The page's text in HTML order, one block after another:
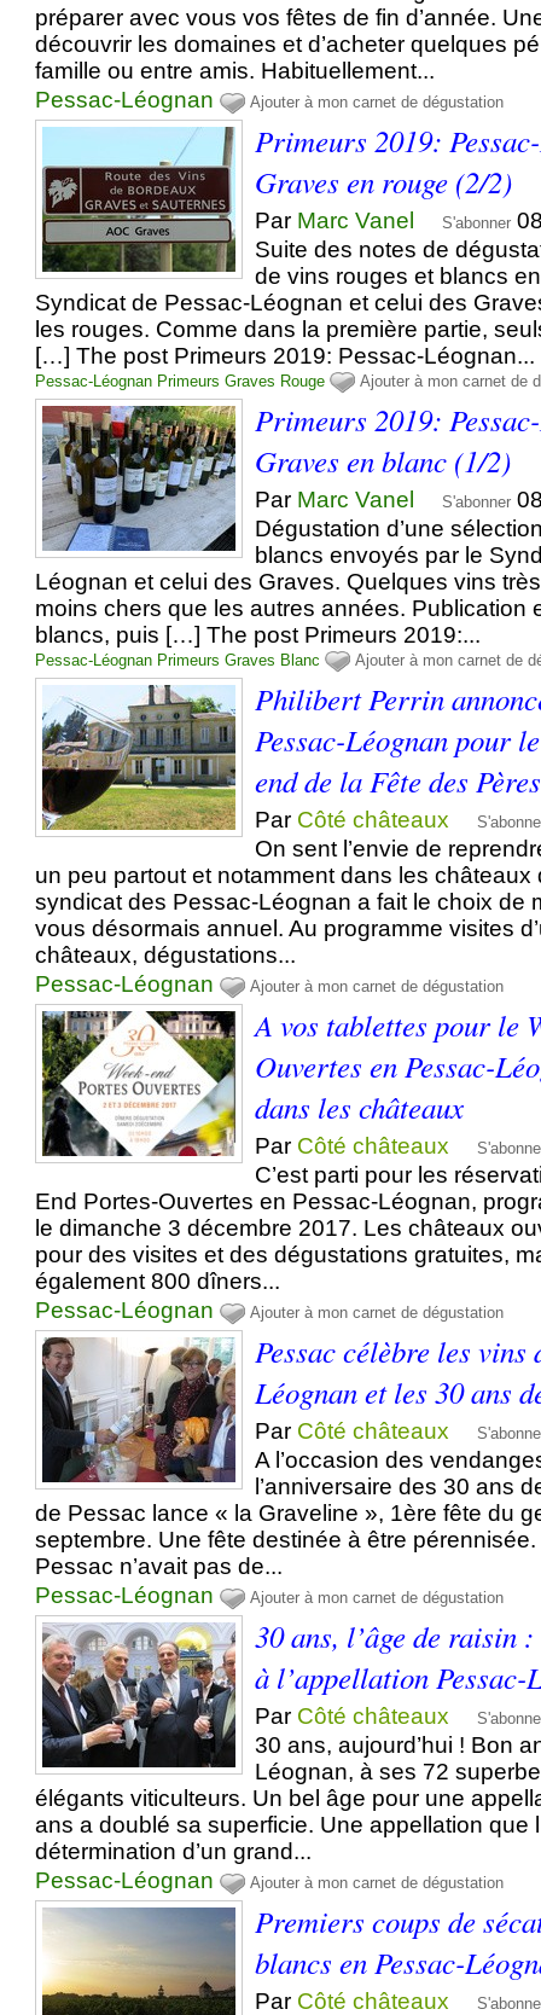
préparer avec vous vos fêtes de fin d’année.
découvrir les domaines et d’acheter quelques
famille ou entre amis. Habituellement...
Pessac-Léognan
Ajouter à mon carnet de dégustation
Primeurs 2019:
Graves en rouge (2/2)
Par Marc Vanel S'abonner
Suite des notes de
de vins rouges et blancs
Syndicat de Pessac-Léognan et celui des
les rouges. Comme dans la première partie,
[…] The post Primeurs 2019: Pessac-Léognan...
Pessac-Léognan Primeurs Graves Rouge Ajouter à mon carnet de
Primeurs 2019:
Graves en blanc (1/2)
Par Marc Vanel S'abonner
Dégustation d’une
blancs envoyés par le
Léognan et celui des Graves. Quelques vins
moins chers que les autres années. Publication
blancs, puis […] The post Primeurs 2019:...
Pessac-Léognan Primeurs Graves Blanc Ajouter à mon carnet de
Philibert Perrin
Pessac-Léognan pour
end de la Fête des
Par Côté châteaux
On sent l’envie de
un peu partout et notamment dans les châteaux
syndicat des Pessac-Léognan a fait le choix de
vous désormais annuel. Au programme visites
châteaux, dégustations...
Pessac-Léognan
Ajouter à mon carnet de dégustation
A vos tablettes pour le
Ouvertes en Pessac-
dans les châteaux
Par Côté châteaux
C’est parti pour les
End Portes-Ouvertes en Pessac-Léognan,
le dimanche 3 décembre 2017. Les châteaux
pour des visites et des dégustations gratuites,
également 800 dîners...
Pessac-Léognan
Ajouter à mon carnet de dégustation
Pessac célèbre les vins
Léognan et les 30 ans
Par Côté châteaux
A l’occasion des
l’anniversaire des 30 ans
de Pessac lance « la Graveline », 1ère fête du
septembre. Une fête destinée à être
Pessac n’avait pas de...
Pessac-Léognan
Ajouter à mon carnet de dégustation
30 ans, l’âge de raisin
à l’appellation Pessac-
Par Côté châteaux
30 ans, aujourd’hui ! Bon
Léognan, à ses 72
élégants viticulteurs. Un bel âge pour une
ans a doublé sa superficie. Une appellation que
détermination d’un grand...
Pessac-Léognan
Ajouter à mon carnet de dégustation
Premiers coups de
blancs en Pessac-
Par Côté châteaux